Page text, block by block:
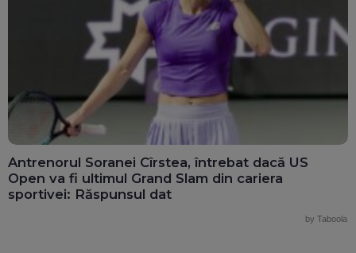
Antrenorul Soranei Cîrstea, întrebat dacă US
Open va fi ultimul Grand Slam din cariera
sportivei: Răspunsul dat
by Taboola